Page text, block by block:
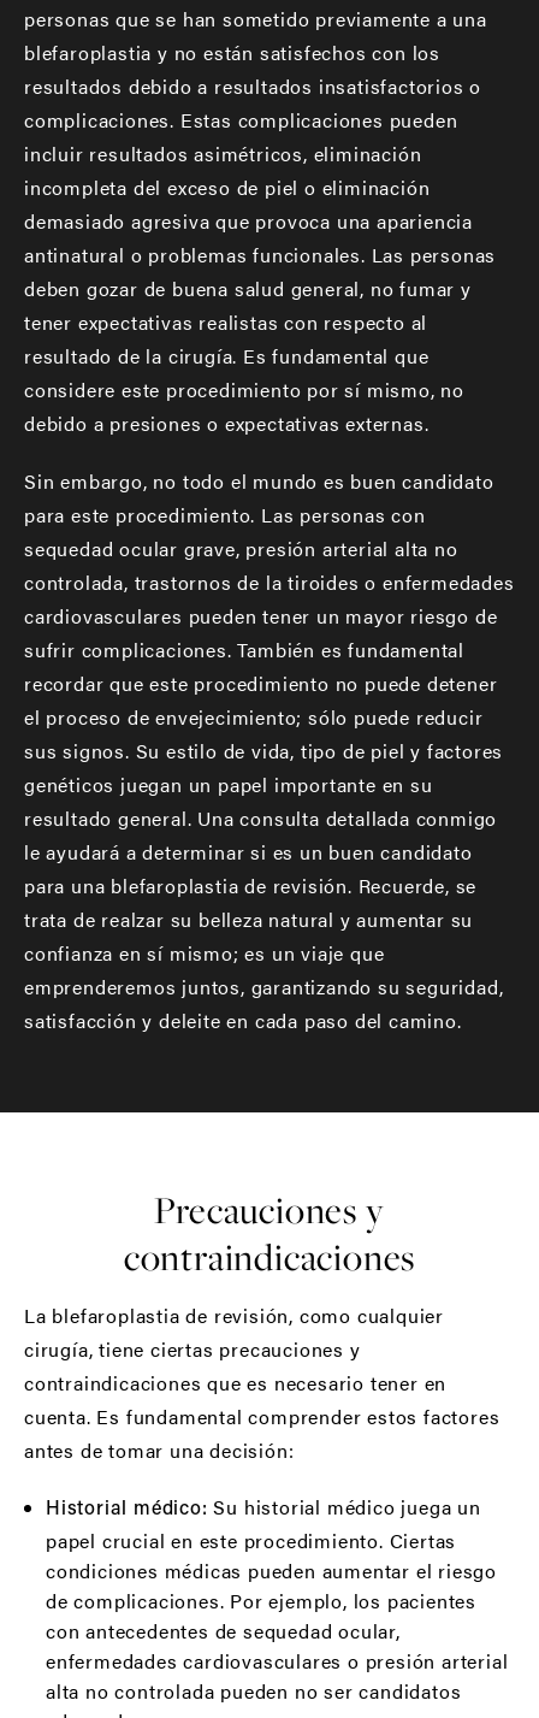
personas que se han sometido previamente a una
blefaroplastia y no están satisfechos con los
resultados debido a resultados insatisfactorios o
complicaciones. Estas complicaciones pueden
incluir resultados asimétricos, eliminación
incompleta del exceso de piel o eliminación
demasiado agresiva que provoca una apariencia
antinatural o problemas funcionales. Las personas
deben gozar de buena salud general, no fumar y
tener expectativas realistas con respecto al
resultado de la cirugía. Es fundamental que
considere este procedimiento por sí mismo, no
debido a presiones o expectativas externas.
Sin embargo, no todo el mundo es buen candidato
para este procedimiento. Las personas con
sequedad ocular grave, presión arterial alta no
controlada, trastornos de la tiroides o enfermedades
cardiovasculares pueden tener un mayor riesgo de
sufrir complicaciones. También es fundamental
recordar que este procedimiento no puede detener
el proceso de envejecimiento; sólo puede reducir
sus signos. Su estilo de vida, tipo de piel y factores
genéticos juegan un papel importante en su
resultado general. Una consulta detallada conmigo
le ayudará a determinar si es un buen candidato
para una blefaroplastia de revisión. Recuerde, se
trata de realzar su belleza natural y aumentar su
confianza en sí mismo; es un viaje que
emprenderemos juntos, garantizando su seguridad,
satisfacción y deleite en cada paso del camino.
Precauciones y
contraindicaciones
La blefaroplastia de revisión, como cualquier
cirugía, tiene ciertas precauciones y
contraindicaciones que es necesario tener en
cuenta. Es fundamental comprender estos factores
antes de tomar una decisión:
Historial médico: Su historial médico juega un
papel crucial en este procedimiento. Ciertas
condiciones médicas pueden aumentar el riesgo
de complicaciones. Por ejemplo, los pacientes
con antecedentes de sequedad ocular,
enfermedades cardiovasculares o presión arterial
alta no controlada pueden no ser candidatos